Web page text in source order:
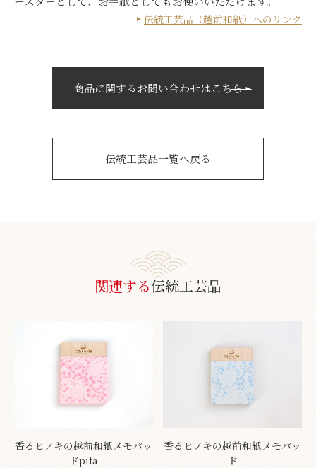
伝統工芸品（越前和紙）へのリンク
商品に関するお問い合わせはこちら
伝統工芸品一覧へ戻る
関連する伝統工芸品
香るヒノキの越前和紙メモパッ
ドpita
香るヒノキの越前和紙メモパッ
ド